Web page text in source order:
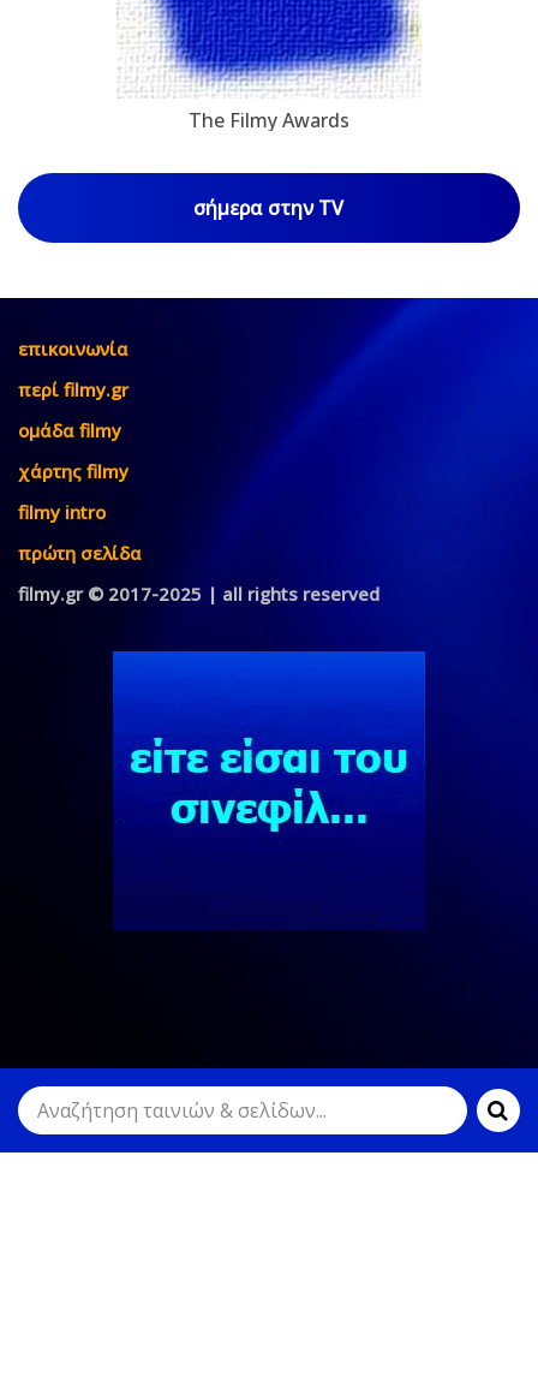
The Filmy Awards
σήμερα στην TV
επικοινωνία
περί filmy.gr
ομάδα filmy
χάρτης filmy
filmy intro
πρώτη σελίδα
filmy.gr © 2017-2025 | all rights reserved